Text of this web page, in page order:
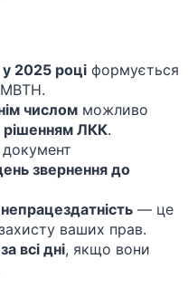
2025 році формується
МВТН.
числом можливо
рішенням ЛКК.
звернення до
— це
ваших прав.
всі дні, якщо вони